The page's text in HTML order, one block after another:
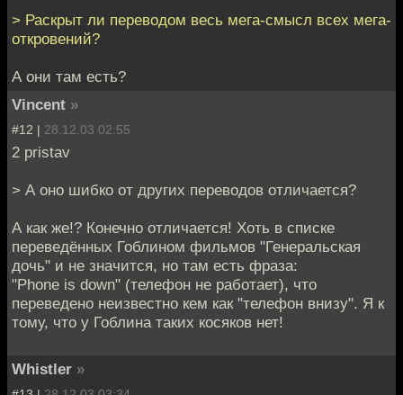
> Раскрыт ли переводом весь мега-смысл всех мега-
откровений?
А они там есть?
Vincent »
#12 | 28.12.03 02:55
2 pristav
> А оно шибко от других переводов отличается?
А как же!? Конечно отличается! Хоть в списке
переведённых Гоблином фильмов "Генеральская
дочь" и не значится, но там есть фраза:
"Phone is down" (телефон не работает), что
переведено неизвестно кем как "телефон внизу". Я к
тому, что у Гоблина таких косяков нет!
Whistler »